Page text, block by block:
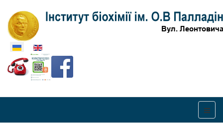
Оберіть свою мову